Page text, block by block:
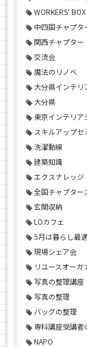
WORKERS' BOX
中四国チャプタ
関西チャプター
交流会
魔法のリノベ
大分県インテリ
大分県
東京インテリア
スキルアップセ
洗濯動線
建築知識
エクスナレッジ
全国チャプター
玄関収納
LOカフェ
5月は暮らし最
現場シェア会
リユースオー
写真の整理講座
写真の整理
バッグの整理
専科講座受講者
NAPO